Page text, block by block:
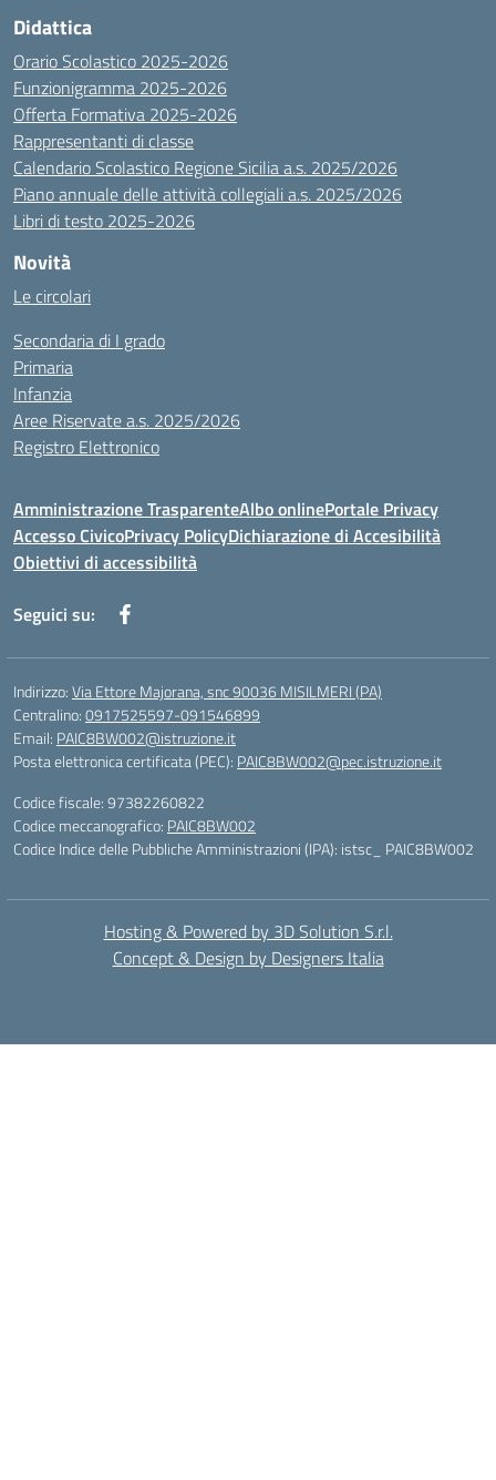
Didattica
Orario Scolastico 2025-2026
Funzionigramma 2025-2026
Offerta Formativa 2025-2026
Rappresentanti di classe
Calendario Scolastico Regione Sicilia a.s. 2025/2026
Piano annuale delle attività collegiali a.s. 2025/2026
Libri di testo 2025-2026
Novità
Le circolari
Secondaria di I grado
Primaria
Infanzia
Aree Riservate a.s. 2025/2026
Registro Elettronico
Amministrazione TrasparenteAlbo onlinePortale Privacy
Accesso CivicoPrivacy PolicyDichiarazione di Accesibilità
Obiettivi di accessibilità
Seguici su:
Indirizzo:Via Ettore Majorana, snc 90036 MISILMERI (PA)
Centralino:0917525597-091546899
Email: PAIC8BW002@istruzione.it
Posta elettronica certificata (PEC): PAIC8BW002@pec.istruzione.it
Codice fiscale: 97382260822
Codice meccanografico: PAIC8BW002
Codice Indice delle Pubbliche Amministrazioni (IPA): istsc_ PAIC8BW002
Hosting & Powered by 3D Solution S.r.l.
Concept & Design by Designers Italia